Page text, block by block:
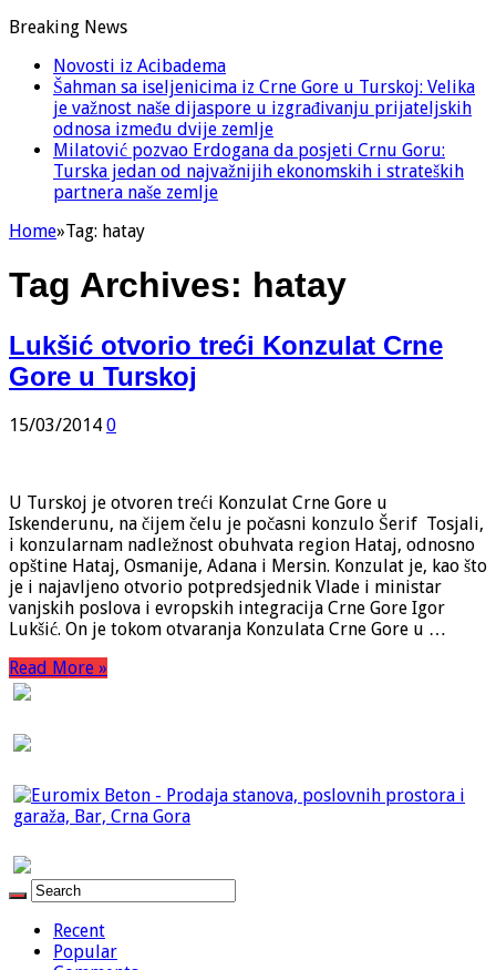
Breaking News
Novosti iz Acibadema
Šahman sa iseljenicima iz Crne Gore u Turskoj: Velika
je važnost naše dijaspore u izgrađivanju prijateljskih
odnosa između dvije zemlje
Milatović pozvao Erdogana da posjeti Crnu Goru:
Turska jedan od najvažnijih ekonomskih i strateških
partnera naše zemlje
Home»Tag: hatay
Tag Archives: hatay
Lukšić otvorio treći Konzulat Crne
Gore u Turskoj
15/03/2014 0
U Turskoj je otvoren treći Konzulat Crne Gore u
Iskenderunu, na čijem čelu je počasni konzulo Šerif Tosjali,
i konzularnam nadležnost obuhvata region Hataj, odnosno
opštine Hataj, Osmanije, Adana i Mersin. Konzulat je, kao što
je i najavljeno otvorio potpredsjednik Vlade i ministar
vanjskih poslova i evropskih integracija Crne Gore Igor
Lukšić. On je tokom otvaranja Konzulata Crne Gore u …
Read More »
Recent
Popular